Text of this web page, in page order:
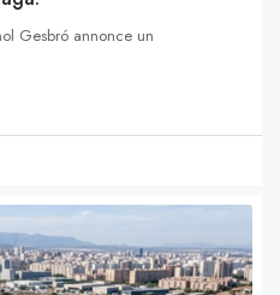
Gesbró annonce un